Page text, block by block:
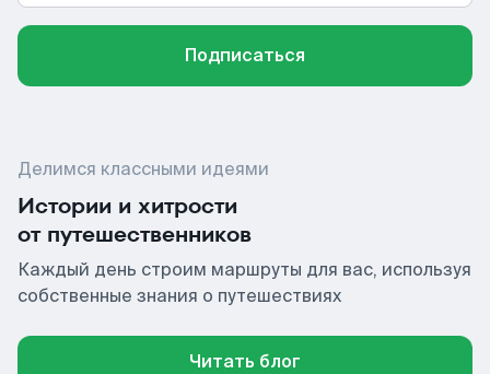
Подписаться
Делимся классными идеями
Истории и хитрости
от путешественников
Каждый день строим маршруты для вас, используя
собственные знания о путешествиях
Читать блог